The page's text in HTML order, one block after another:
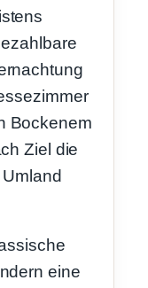
Bockenem
Ziel die
eine